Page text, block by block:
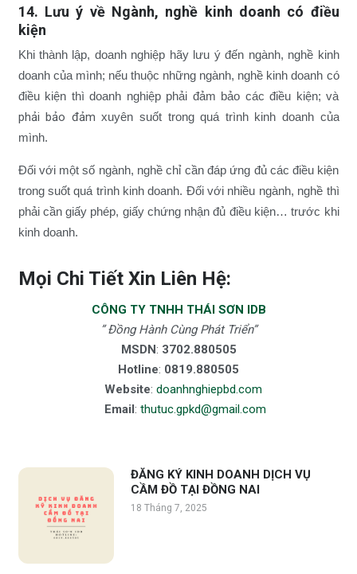
14. Lưu ý về Ngành, nghề kinh doanh có điều
kiện
Khi thành lập, doanh nghiệp hãy lưu ý đến ngành, nghề kinh
doanh của mình; nếu thuộc những ngành, nghề kinh doanh có
điều kiện thì doanh nghiệp phải đảm bảo các điều kiện; và
phải bảo đảm xuyên suốt trong quá trình kinh doanh của
mình.
Đối với một số ngành, nghề chỉ cần đáp ứng đủ các điều kiện
trong suốt quá trình kinh doanh. Đối với nhiều ngành, nghề thì
phải cần giấy phép, giấy chứng nhận đủ điều kiện… trước khi
kinh doanh.
Mọi Chi Tiết Xin Liên Hệ:
CÔNG TY TNHH THÁI SƠN IDB
” Đồng Hành Cùng Phát Triển”
MSDN: 3702.880505
Hotline: 0819.880505
Website: doanhnghiepbd.com
Email: thutuc.gpkd@gmail.com
ĐĂNG KÝ KINH DOANH DỊCH VỤ
CẦM ĐỒ TẠI ĐỒNG NAI
18 Tháng 7, 2025